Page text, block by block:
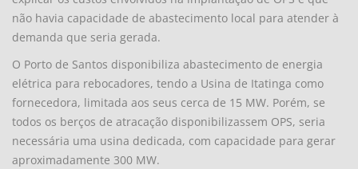
não havia capacidade de abastecimento local para atender à
demanda que seria gerada.
O Porto de Santos disponibiliza abastecimento de energia
elétrica para rebocadores, tendo a Usina de Itatinga como
fornecedora, limitada aos seus cerca de 15 MW. Porém, se
todos os berços de atracação disponibilizassem OPS, seria
necessária uma usina dedicada, com capacidade para gerar
aproximadamente 300 MW.